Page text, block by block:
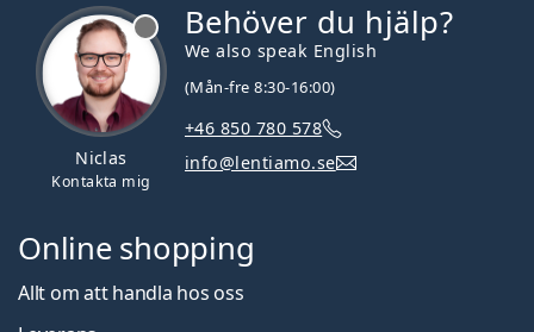
Niclas
Kontakta mig
Behöver du hjälp?
We also speak English
(Mån-fre 8:30-16:00)
+46 850 780 578
info@lentiamo.se
Online shopping
Allt om att handla hos oss